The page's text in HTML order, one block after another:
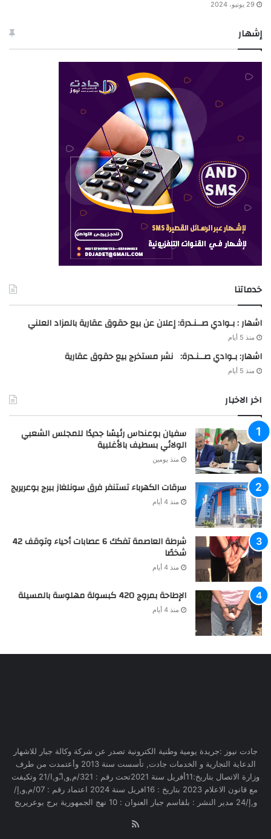
29 يونيو، 2024
إشهار
خدماتنا
اشهار : بـوادي صــنـدرة: إعلان عن بيع حقوق عقارية بالمزاد العلني
منذ 5 أيام
اشهار: بـوادي صــنـدرة: نشر مستخرج بيع حقوق عقارية
منذ 5 أيام
اخر الاخبار
سفيان بوعنداس رئيسًا جديدًا للمجلس الشعبي
الولائي بسطيف بالأغلبية
منذ يومين
سرقات الكهرباء تستنفر فرق سونلغاز ببرج بوعريريج
منذ 4 أيام
شرطة العاصمة تفكك 6 عصابات أحياء وتوقف 42
شخصًا
منذ 4 أيام
الإطاحة بمروج 420 كبسولة مهلوسة بالمسيلة
منذ 4 أيام
جادت نيوز :جريدة يومية وطنية الكترونية تصدر عن شركة وكالة جبار للاشهار
الدعاية التجارية و الخدمات جادت, تأسست سنة 2013 وأعتمدت من طرف
وزارة الاتصال بتاريخ:11أفريل سنة 2021تحت رقم : 321/م,و,ا,ّو,ا/21 وتكيفت
مع قانون الاعلام 2023 بتاريخ : 16افريل سنة 2024 اعتماد رقم : 07/م,و,إ/
و,إ/24 مدير النشر : بلقاسم جبار العنوان : 10 نهج الجمهورية برج بوعريريج